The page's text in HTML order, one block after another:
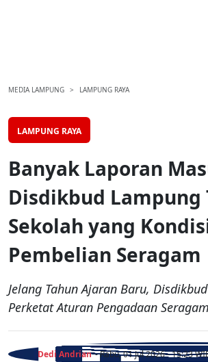
MEDIA LAMPUNG LAMPUNG RAYA
LAMPUNG RAYA
Banyak Laporan
Disdikbud Lampung
Sekolah yang
Pembelian Seragam
Jelang Tahun Ajaran Baru,
Perketat Aturan Pengadaan
Dedi Andrian - Rabu, 01 Jul 2026 - 15:23